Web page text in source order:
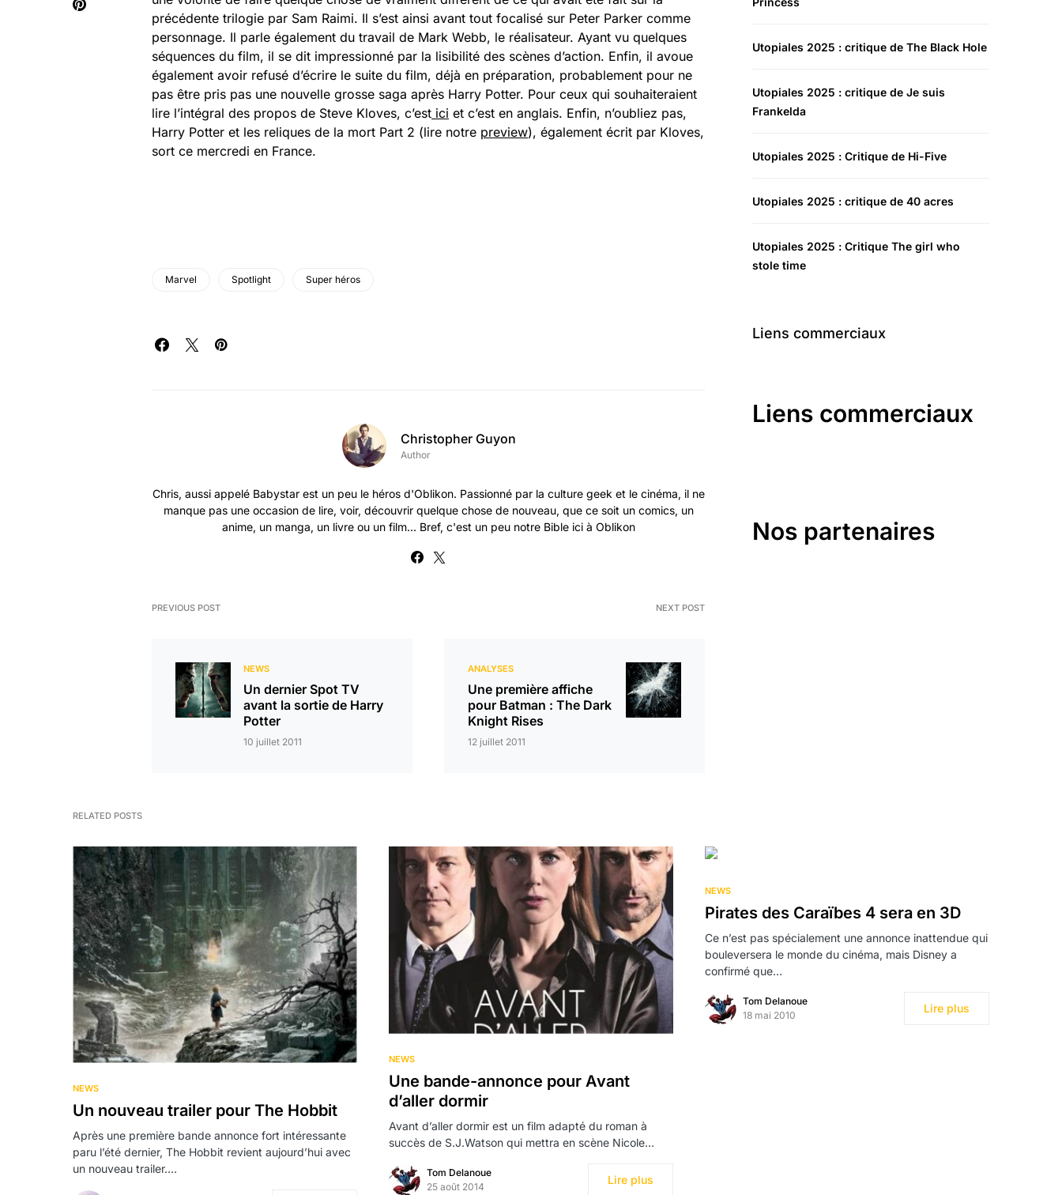
précédente trilogie par Sam Raimi. Il s’est ainsi avant tout focalisé sur Peter Parker comme
personnage. Il parle également du travail de Mark Webb, le réalisateur. Ayant vu quelques
séquences du film, il se dit impressionné par la lisibilité des scènes d’action. Enfin, il avoue
également avoir refusé d’écrire le suite du film, déjà en préparation, probablement pour ne
pas être pris pas une nouvelle grosse saga après Harry Potter. Pour ceux qui souhaiteraient
lire l’intégral des propos de Steve Kloves, c’est ici et c’est en anglais. Enfin, n’oubliez pas,
Harry Potter et les reliques de la mort Part 2 (lire notre preview), également écrit par Kloves,
sort ce mercredi en France.
Marvel Spotlight Super héros
Christopher Guyon
Author
Chris, aussi appelé Babystar est un peu le héros d'Oblikon. Passionné par la culture geek et le cinéma, il ne
manque pas une occasion de lire, voir, découvrir quelque chose de nouveau, que ce soit un comics, un
anime, un manga, un livre ou un film... Bref, c'est un peu notre Bible ici à Oblikon
PREVIOUS POST
NEWS
Un dernier Spot TV
avant la sortie de Harry
Potter
10 juillet 2011
NEXT POST
ANALYSES
Une première affiche
pour Batman : The Dark
Knight Rises
12 juillet 2011
Utopiales 2025 : critique de The Black Hole
Utopiales 2025 : critique de Je suis
Frankelda
Utopiales 2025 : Critique de Hi-Five
Utopiales 2025 : critique de 40 acres
Utopiales 2025 : Critique The girl who
stole time
Liens commerciaux
Liens commerciaux
Nos partenaires
RELATED POSTS
NEWS
Un nouveau trailer pour The Hobbit
Après une première bande annonce fort intéressante
paru l’été dernier, The Hobbit revient aujourd’hui avec
un nouveau trailer.…
NEWS
Une bande-annonce pour Avant
d’aller dormir
Avant d’aller dormir est un film adapté du roman à
succès de S.J.Watson qui mettra en scène Nicole…
Tom Delanoue
25 août 2014
Lire plus
NEWS
Pirates des Caraïbes 4 sera en 3D
Ce n’est pas spécialement une annonce inattendue qui
bouleversera le monde du cinéma, mais Disney a
confirmé que…
Tom Delanoue
18 mai 2010
Lire plus